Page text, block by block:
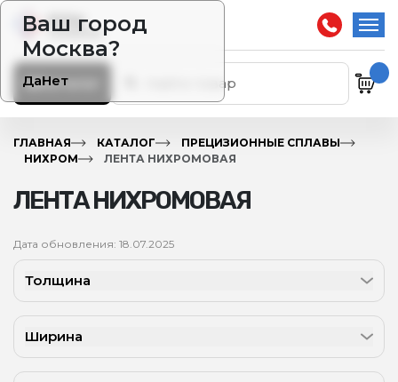
Ваш город
Москва?
ДаНет
Каталог
ГЛАВНАЯ КАТАЛОГ
ПРЕЦИЗИОННЫЕ СПЛАВЫ
НИХРОМ
ЛЕНТА НИХРОМОВАЯ
ЛЕНТА НИХРОМОВАЯ
Дата обновления: 18.07.2025
Толщина
Ширина